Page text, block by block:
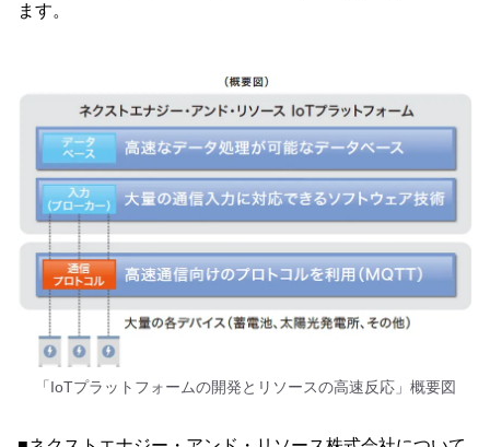
ます。
「IoTプラットフォームの開発とリソースの高速反応」概要図